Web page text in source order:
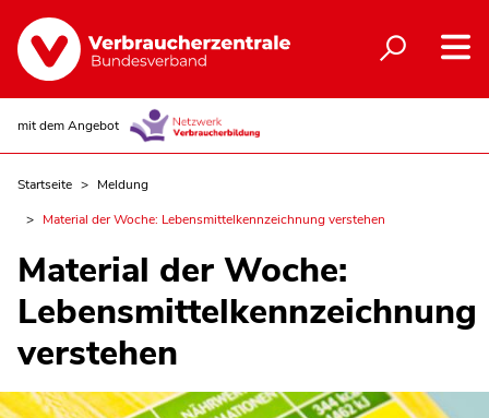
mit dem Angebot
Startseite
Meldung
Material der Woche: Lebensmittelkennzeichnung verstehen
Material der Woche:
Lebensmittelkennzeichnung
verstehen